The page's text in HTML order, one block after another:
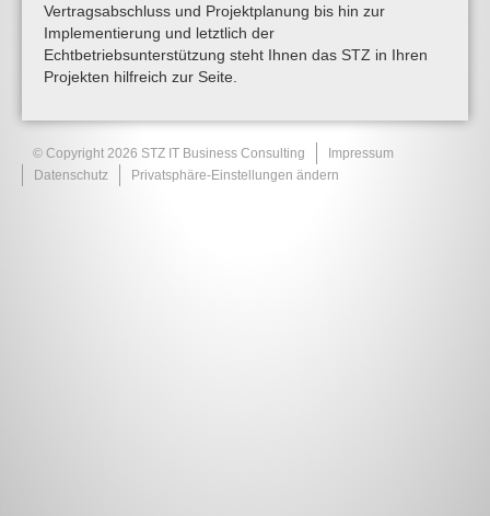
Vertragsabschluss und Projektplanung bis hin zur
Implementierung und letztlich der
Echtbetriebsunterstützung steht Ihnen das STZ in Ihren
Projekten hilfreich zur Seite.
© Copyright 2026 STZ IT Business Consulting
Impressum
Datenschutz
Privatsphäre-Einstellungen ändern